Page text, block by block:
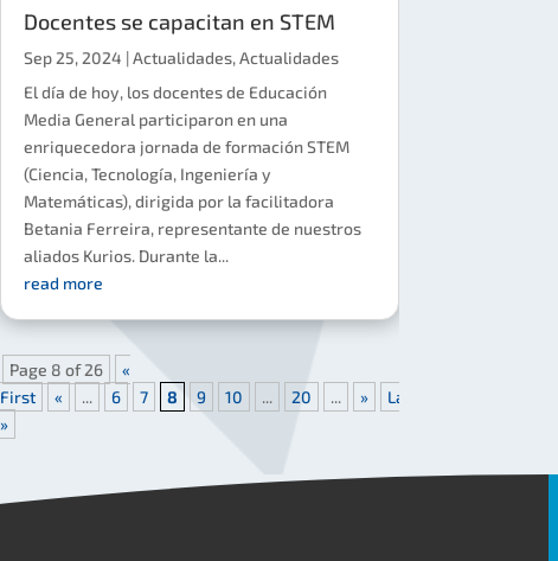
Docentes se capacitan en STEM
Sep 25, 2024 |Actualidades,Actualidades
El día de hoy, los docentes de Educación
Media General participaron en una
enriquecedora jornada de formación STEM
(Ciencia, Tecnología, Ingeniería y
Matemáticas), dirigida por la facilitadora
Betania Ferreira, representante de nuestros
aliados Kurios. Durante la...
read more
Page 8 of 26
«
First
« ... 6 7 8 9 10 ... 20 ... »
Last
»